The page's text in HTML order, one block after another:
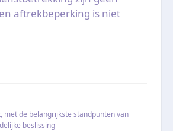
aftrekbeperking is niet
met de belangrijkste standpunten van
beslissing